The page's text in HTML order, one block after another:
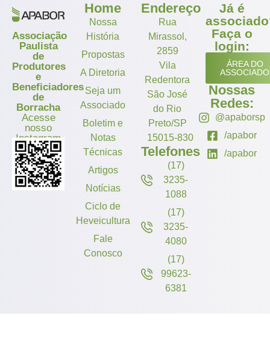
Associação
Paulista
de
Produtores
e
Beneficiadores
de
Borracha
Acesse
nosso
Instagram
Home
Nossa
História
Propostas
A Diretoria
Seja um
Associado
Boletim e
Notas
Técnicas
Artigos
Notícias
Ciclo de
Heveicultura
Fale
Conosco
Endereço
Rua
Mirassol,
2859
Vila
Redentora
São José
do Rio
Preto/SP
15015-830
Telefones
(17)
3235-
1088
(17)
3235-
4080
(17)
99623-
6381
Já é
Faça o
login:
ÁREA DO
ASSOCIADO
Nossas
Redes:
@apaborsp
/apabor
/apabor